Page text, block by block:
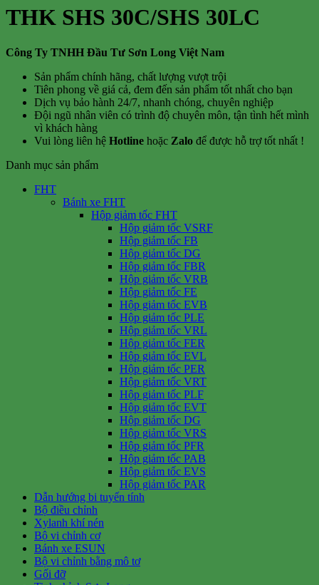
THK SHS 30C/SHS 30LC
Công Ty TNHH Đầu Tư Sơn Long Việt Nam
Sản phẩm chính hãng, chất lượng vượt trội
Tiên phong về giá cả, đem đến sản phẩm tốt nhất cho bạn
Dịch vụ bảo hành 24/7, nhanh chóng, chuyên nghiệp
Đội ngũ nhân viên có trình độ chuyên môn, tận tình hết mình
vì khách hàng
Vui lòng liên hệ Hotline hoặc Zalo để được hỗ trợ tốt nhất !
Danh mục sản phẩm
FHT
Bánh xe FHT
Hộp giảm tốc FHT
Hộp giảm tốc VSRF
Hộp giảm tốc FB
Hộp giảm tốc DG
Hộp giảm tốc FBR
Hộp giảm tốc VRB
Hộp giảm tốc FE
Hộp giảm tốc EVB
Hộp giảm tốc PLE
Hộp giảm tốc VRL
Hộp giảm tốc FER
Hộp giảm tốc EVL
Hộp giảm tốc PER
Hộp giảm tốc VRT
Hộp giảm tốc PLF
Hộp giảm tốc EVT
Hộp giảm tốc DG
Hộp giảm tốc VRS
Hộp giảm tốc PFR
Hộp giảm tốc PAB
Hộp giảm tốc EVS
Hộp giảm tốc PAR
Dẫn hướng bi tuyến tính
Bộ điều chỉnh
Xylanh khí nén
Bộ vi chỉnh cơ
Bánh xe ESUN
Bộ vi chỉnh bằng mô tơ
Gối đỡ